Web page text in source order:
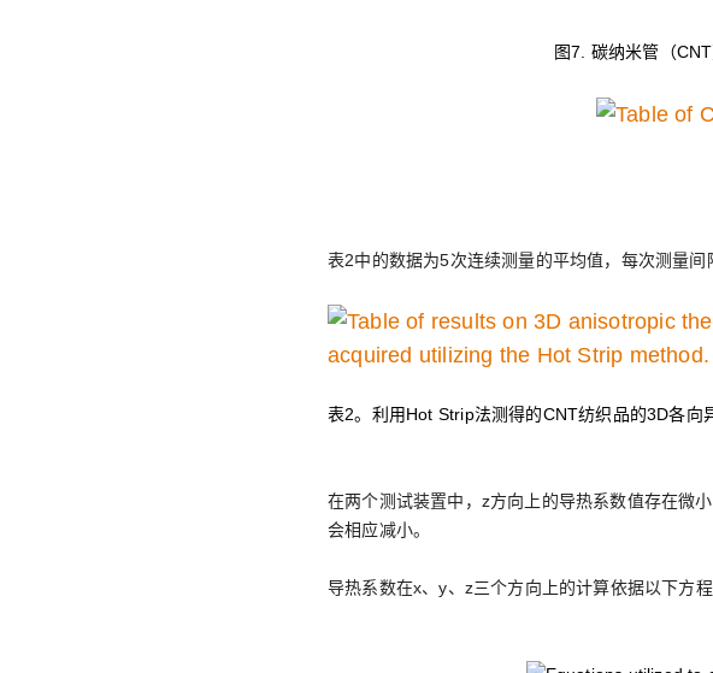
图7. 碳纳米管（
表2中的数据为5次连续测量的平均值，每次测量
表2。利用Hot Strip法测得的CNT纺织品的3D各向
在两个测试装置中，z方向上的导热系数值存在微
会相应减小。
导热系数在x、y、z三个方向上的计算依据以下方程